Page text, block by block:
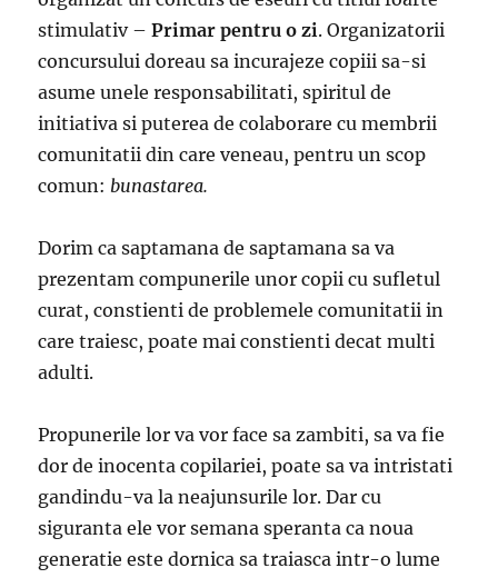
stimulativ –Primar pentru o zi. Organizatorii
concursului doreau sa incurajeze copiii sa-si
asume unele responsabilitati, spiritul de
initiativa si puterea de colaborare cu membrii
comunitatii din care veneau, pentru un scop
comun: bunastarea.
Dorim ca saptamana de saptamana sa va
prezentam compunerile unor copii cu sufletul
curat, constienti de problemele comunitatii in
care traiesc, poate mai constienti decat multi
adulti.
Propunerile lor va vor face sa zambiti, sa va fie
dor de inocenta copilariei, poate sa va intristati
gandindu-va la neajunsurile lor. Dar cu
siguranta ele vor semana speranta ca noua
generatie este dornica sa traiasca intr-o lume